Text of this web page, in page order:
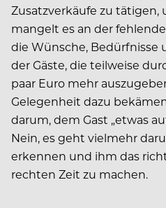
Zusatzverkäufe zu
mangelt es an der
die Wünsche, Bedürfnisse
der Gäste, die teilweise
paar Euro mehr
Gelegenheit dazu
darum, dem Gast „etwas
Nein, es geht vielmehr
erkennen und ihm das
rechten Zeit zu machen.